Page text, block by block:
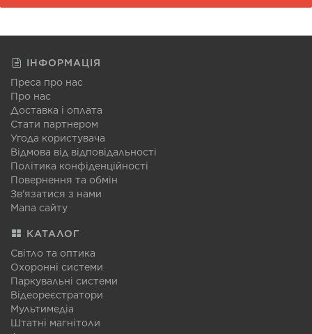
ІНФОРМАЦІЯ
Преса про нас
Про нас
Доставка і оплата
Стати партнером
Угода користувача
Відмова від відповідальності
Політика конфіденційності
Повернення та обмін
Зв'язатися з нами
Мапа сайту
КАТАЛОГ
Світло та оптика
Охоронні системи
Паркувальні системи
Відеореєстратори
Мультимедіа
Штатні магнітоли